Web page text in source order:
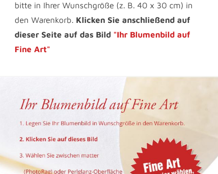
bitte in Ihrer Wunschgröße (z. B. 40 x 30 cm) in
den Warenkorb. Klicken Sie anschließend auf
dieser Seite auf das Bild "Ihr Blumenbild auf
Fine Art"